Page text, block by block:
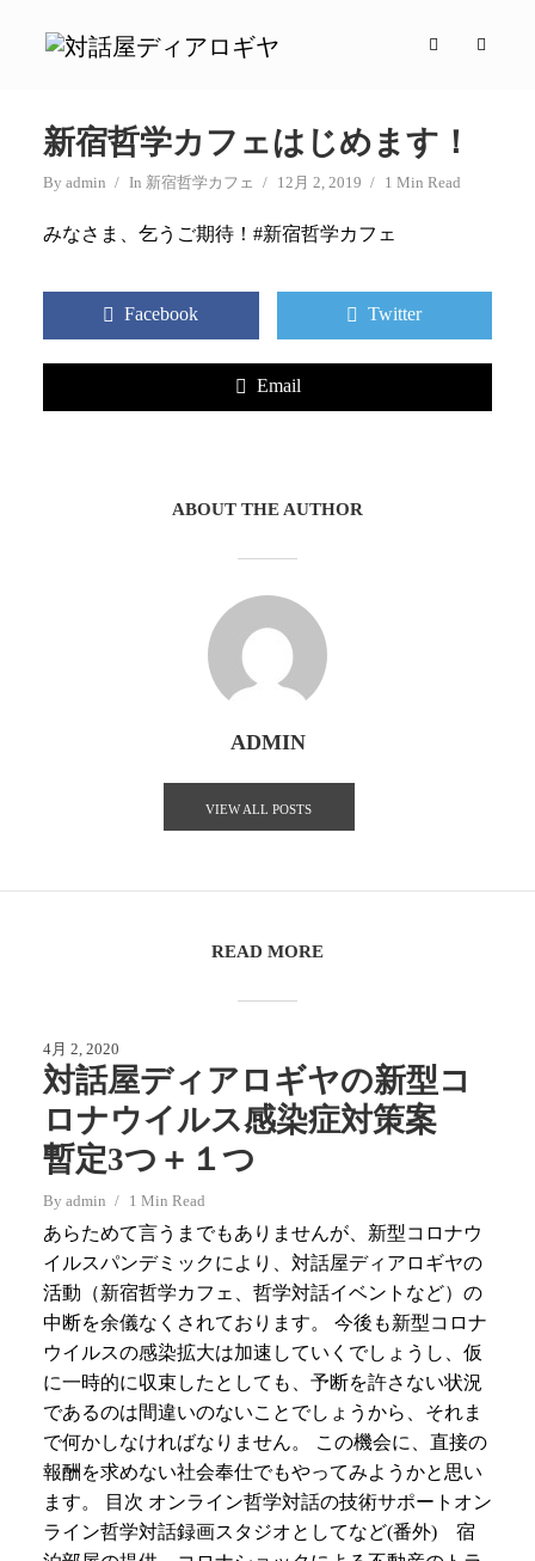
新宿哲学カフェはじめます！
By admin In 新宿哲学カフェ 12月 2, 2019 1 Min Read
みなさま、乞うご期待！#新宿哲学カフェ
Facebook Twitter
Email
ABOUT THE AUTHOR
ADMIN
VIEW ALL POSTS
READ MORE
4月 2, 2020
対話屋ディアロギヤの新型コ
ロナウイルス感染症対策案
暫定3つ＋１つ
By admin 1 Min Read
あらためて言うまでもありませんが、新型コロナウ
イルスパンデミックにより、対話屋ディアロギヤの
活動（新宿哲学カフェ、哲学対話イベントなど）の
中断を余儀なくされております。 今後も新型コロナ
ウイルスの感染拡大は加速していくでしょうし、仮
に一時的に収束したとしても、予断を許さない状況
であるのは間違いのないことでしょうから、それま
で何かしなければなりません。 この機会に、直接の
報酬を求めない社会奉仕でもやってみようかと思い
ます。 目次 オンライン哲学対話の技術サポートオン
ライン哲学対話録画スタジオとしてなど(番外) 宿